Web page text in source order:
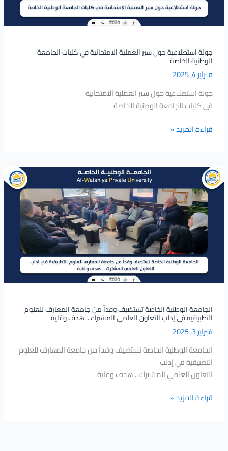
جولة استطلاعية حول سير العملية الامتحانية في كليات الجامعة
الوطنية الخاصة
فبراير 4, 2025
جولة استطلاعية حول سير العملية الامتحانية
في كليات الجامعة الوطنية الخاصة
الجامعة
الوطنية
قراءة المزيد »
الجامعة الوطنية الخاصة تستضيف وفداً من جامعة المعارف للعلوم
التطبيقية في إدلب التعاون العلمي المشترك .. هدف وغاية
فبراير 3, 2025
الجامعة الوطنية الخاصة تستضيف وفداً من جامعة المعارف للعلوم
التطبيقية في إدلب
التعاون العلمي المشترك .. هدف وغاية
الجامعة
الوطنية
الخاصة
تستضيف
وفداً
من
جامعة
المعارف
للعلوم
التطبيقية
إدلب
التعاون
العلمي
المشترك
..
هدف
وغاية
قراءة المزيد »